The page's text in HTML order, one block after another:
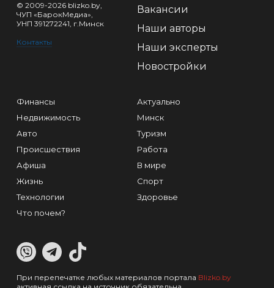
© 2009-2026 blizko.by,
ЧУП «БарокМедиа»,
УНП 391272241, г.Минск
Контакты
Вакансии
Наши авторы
Наши эксперты
Новостройки
Финансы
Недвижимость
Авто
Происшествия
Афиша
Жизнь
Технологии
Что почем?
Актуально
Минск
Туризм
Работа
В мире
Спорт
Здоровье
При перепечатке любых материалов портала Blizko.by